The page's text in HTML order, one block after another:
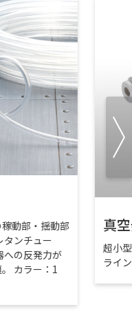
動部・揺動部
タンチュー
への反発力が
カラー：1
真
超小
ライ